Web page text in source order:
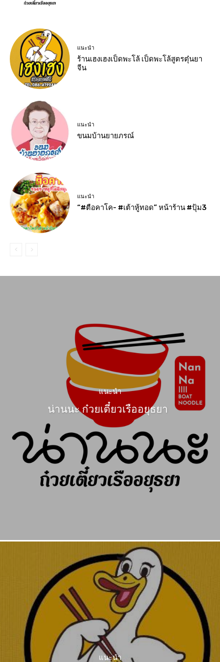
แนะนำ
ร้านเฮงเฮงเป็ดพะโล้ เป็ดพะโล้สูตรตุ๋นยา
จีน
แนะนำ
ขนมบ้านยายภรณ์
แนะนำ
“#ตือคาโค- #เต้าหู้ทอด” หน้าร้าน #ปุ้ม3
แนะนำ
น่านนะ ก๋วยเตี๋ยวเรืออยุธยา
แนะนำ